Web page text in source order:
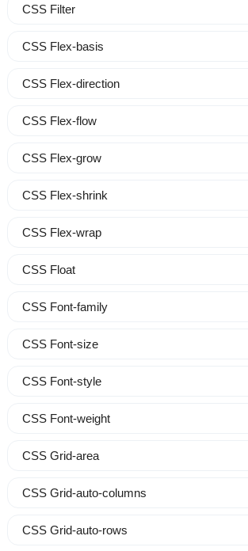
CSS Filter
CSS Flex-basis
CSS Flex-direction
CSS Flex-flow
CSS Flex-grow
CSS Flex-shrink
CSS Flex-wrap
CSS Float
CSS Font-family
CSS Font-size
CSS Font-style
CSS Font-weight
CSS Grid-area
CSS Grid-auto-columns
CSS Grid-auto-rows